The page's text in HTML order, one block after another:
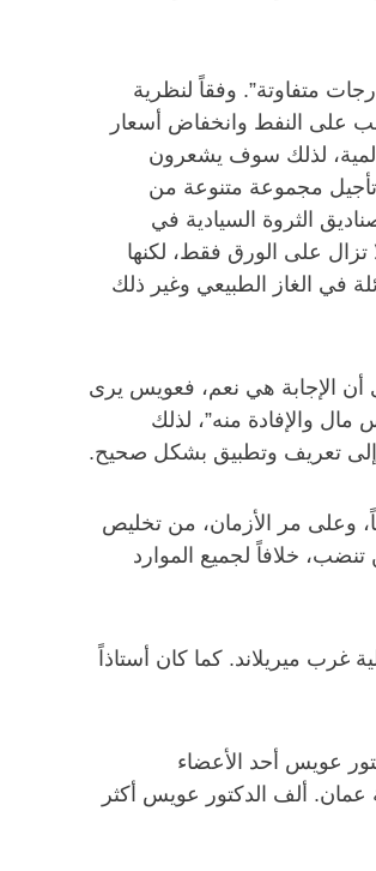
متفاوتة”. وفقاً لنظرية
على النفط وانخفاض أسعار
لذلك سوف يشعرون
مجموعة متنوعة من
بكلفة بلغت حوالي 260 مليار دولار، وخسائر في صناديق الثروة السيادية في
جميع عائدات البترودولار لعام 2008. وأن هذه الخسائر لا تزال على الورق فقط، لكنها
في الغاز الطبيعي وغير ذلك
أن الإجابة هي نعم، فعويس يرى
مال والإفادة منه”، لذلك
إلى تعريف وتطبيق بشكل صحيح.
وعلى مر الأزمان، من تخليص
خلافاً لجميع الموارد
جامعة مينيسوتا وكلية غرب ميريلاند. كما كان أستاذاً
عويس أحد الأعضاء
ألف الدكتور عويس أكثر